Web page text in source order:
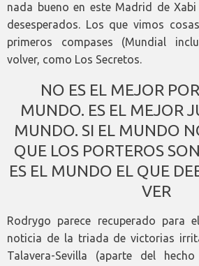
nada bueno en este Madrid de
desesperados. Los que vimos
primeros compases (Mundial
volver, como Los Secretos.
NO ES EL MEJOR
MUNDO. ES EL MEJOR
MUNDO. SI EL MUNDO
QUE LOS PORTEROS
ES EL MUNDO EL QUE
VER
Rodrygo parece recuperado para
noticia de la triada de victorias
Talavera-Sevilla (aparte del